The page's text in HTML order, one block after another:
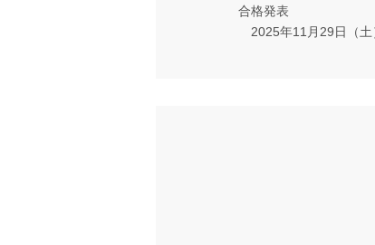
合格発表
2025年11月29日（土